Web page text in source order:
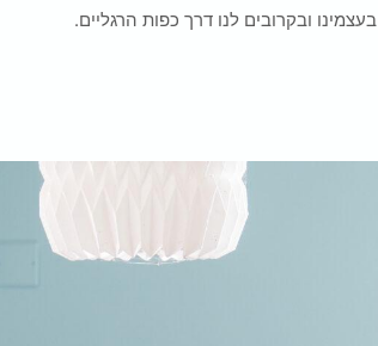
בעצמינו ובקרובים לנו דרך כפות הרגליים.